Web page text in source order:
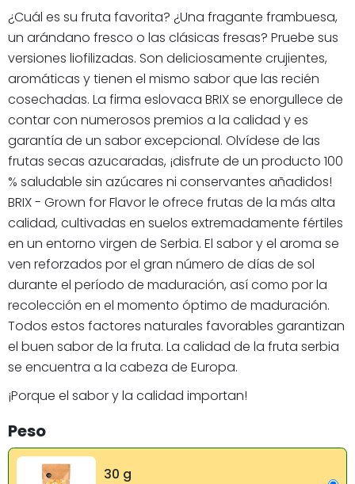
¿Cuál es su fruta favorita? ¿Una fragante frambuesa,
un arándano fresco o las clásicas fresas? Pruebe sus
versiones liofilizadas. Son deliciosamente crujientes,
aromáticas y tienen el mismo sabor que las recién
cosechadas. La firma eslovaca BRIX se enorgullece de
contar con numerosos premios a la calidad y es
garantía de un sabor excepcional. Olvídese de las
frutas secas azucaradas, ¡disfrute de un producto 100
% saludable sin azúcares ni conservantes añadidos!
BRIX - Grown for Flavor le ofrece frutas de la más alta
calidad, cultivadas en suelos extremadamente fértiles
en un entorno virgen de Serbia. El sabor y el aroma se
ven reforzados por el gran número de días de sol
durante el período de maduración, así como por la
recolección en el momento óptimo de maduración.
Todos estos factores naturales favorables garantizan
el buen sabor de la fruta. La calidad de la fruta serbia
se encuentra a la cabeza de Europa.
¡Porque el sabor y la calidad importan!
Peso
30 g